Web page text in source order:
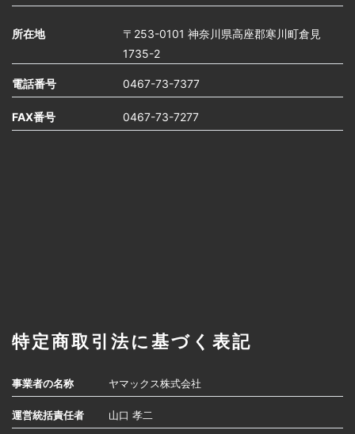
所在地
〒253-0101 神奈川県高座郡寒川町倉見
1735-2
電話番号 0467-73-7377
FAX番号 0467-73-7277
特定商取引法に基づく表記
事業者の名称 ヤマックス株式会社
運営統括責任者 山口 孝二